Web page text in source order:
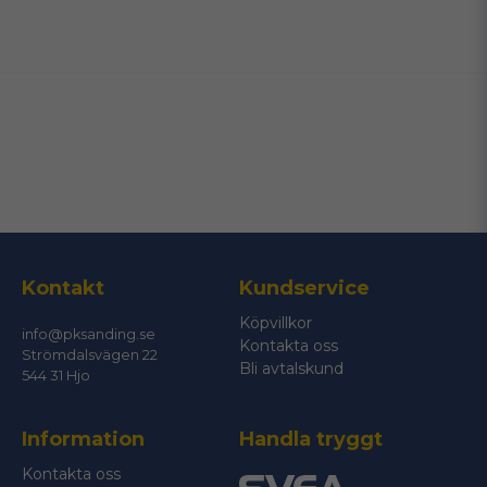
Ja, ni får publicera min fråga
Skicka fråga
Kontakt
info@pksanding.se
Strömdalsvägen 22
544 31 Hjo
Kundservice
Köpvillkor
Kontakta oss
Bli avtalskund
Information
Kontakta oss
Handla tryggt